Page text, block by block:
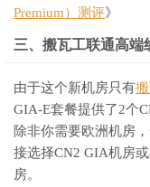
Premium）测评》
三、搬瓦工联通高端
由于这个新机房只有
GIA-E套餐提供了2个
除非你需要欧洲机房
接选择CN2 GIA机房
房。